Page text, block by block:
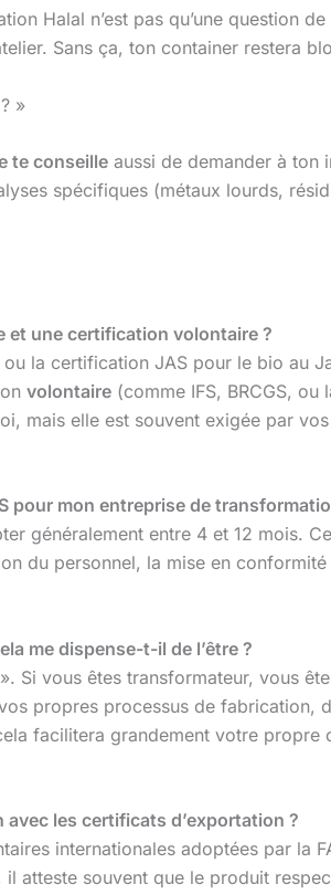
Halal n’est pas qu’une question
Sans ça, ton container restera
»
te conseille aussi de demander à ton
spécifiques (métaux lourds,
et une certification volontaire ?
la certification JAS pour le bio au
volontaire (comme IFS, BRCGS,
mais elle est souvent exigée par
pour mon entreprise de
généralement entre 4 et 12 mois.
du personnel, la mise en
me dispense-t-il de l’être ?
Si vous êtes transformateur, vous
propres processus de fabrication,
facilitera grandement votre
avec les certificats d’exportation ?
internationales adoptées par la
atteste souvent que le produit